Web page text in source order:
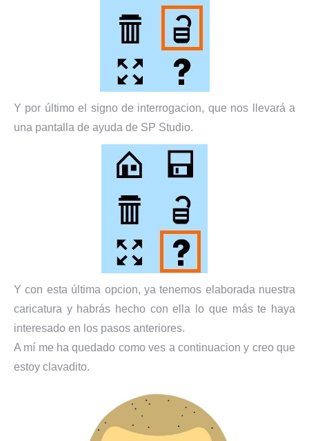
Y por último el signo de interrogacion, que nos llevará a
una pantalla de ayuda de SP Studio.
Y con esta última opcion, ya tenemos elaborada nuestra
caricatura y habrás hecho con ella lo que más te haya
interesado en los pasos anteriores.
A mí me ha quedado como ves a continuacion y creo que
estoy clavadito.